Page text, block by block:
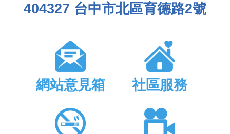
404327 台中市北區育德路2號
網站意見箱 社區服務